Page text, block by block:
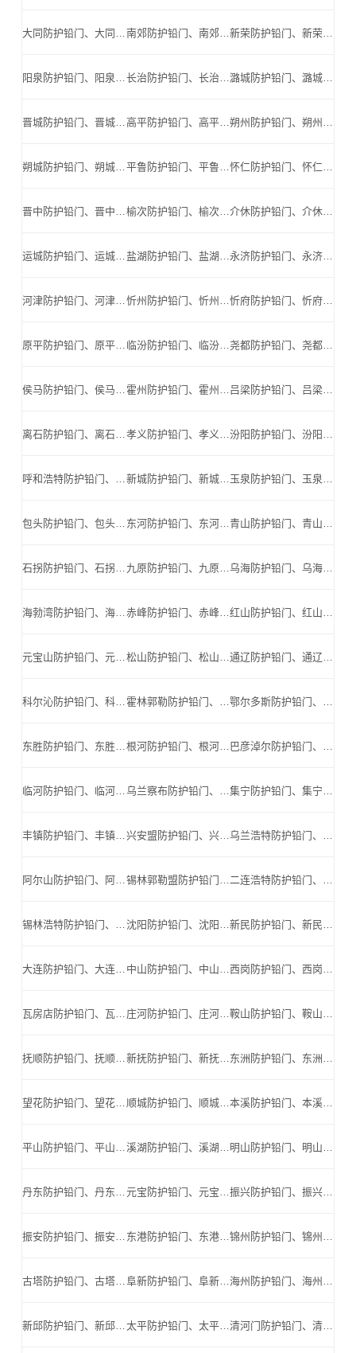
大同防护铅门、大同防辐射铅门、大同医用铅门、大同手术室铅门、大同工业探伤铅门_大同手术室铅门公司 南郊防护铅门、南郊防辐射铅门、南郊医用铅门、南郊手术室铅门、南郊工业探伤铅门_南郊手术室铅门公司 新荣防护铅门、新荣防辐射铅门、新荣医用铅门、新荣手术室铅门、新荣工业探伤铅门_新荣手术室铅门公司
阳泉防护铅门、阳泉防辐射铅门、阳泉医用铅门、阳泉手术室铅门、阳泉工业探伤铅门_阳泉手术室铅门公司 长治防护铅门、长治防辐射铅门、长治医用铅门、长治手术室铅门、长治工业探伤铅门_长治手术室铅门公司 潞城防护铅门、潞城防辐射铅门、潞城医用铅门、潞城手术室铅门、潞城工业探伤铅门_潞城手术室铅门公司
晋城防护铅门、晋城防辐射铅门、晋城医用铅门、晋城手术室铅门、晋城工业探伤铅门_晋城手术室铅门公司 高平防护铅门、高平防辐射铅门、高平医用铅门、高平手术室铅门、高平工业探伤铅门_高平手术室铅门公司 朔州防护铅门、朔州防辐射铅门、朔州医用铅门、朔州手术室铅门、朔州工业探伤铅门_朔州手术室铅门公司
朔城防护铅门、朔城防辐射铅门、朔城医用铅门、朔城手术室铅门、朔城工业探伤铅门_朔城手术室铅门公司 平鲁防护铅门、平鲁防辐射铅门、平鲁医用铅门、平鲁手术室铅门、平鲁工业探伤铅门_平鲁手术室铅门公司 怀仁防护铅门、怀仁防辐射铅门、怀仁医用铅门、怀仁手术室铅门、怀仁工业探伤铅门_怀仁手术室铅门公司
晋中防护铅门、晋中防辐射铅门、晋中医用铅门、晋中手术室铅门、晋中工业探伤铅门_晋中手术室铅门公司 榆次防护铅门、榆次防辐射铅门、榆次医用铅门、榆次手术室铅门、榆次工业探伤铅门_榆次手术室铅门公司 介休防护铅门、介休防辐射铅门、介休医用铅门、介休手术室铅门、介休工业探伤铅门_介休手术室铅门公司
运城防护铅门、运城防辐射铅门、运城医用铅门、运城手术室铅门、运城工业探伤铅门_运城手术室铅门公司 盐湖防护铅门、盐湖防辐射铅门、盐湖医用铅门、盐湖手术室铅门、盐湖工业探伤铅门_盐湖手术室铅门公司 永济防护铅门、永济防辐射铅门、永济医用铅门、永济手术室铅门、永济工业探伤铅门_永济手术室铅门公司
河津防护铅门、河津防辐射铅门、河津医用铅门、河津手术室铅门、河津工业探伤铅门_河津手术室铅门公司 忻州防护铅门、忻州防辐射铅门、忻州医用铅门、忻州手术室铅门、忻州工业探伤铅门_忻州手术室铅门公司 忻府防护铅门、忻府防辐射铅门、忻府医用铅门、忻府手术室铅门、忻府工业探伤铅门_忻府手术室铅门公司
原平防护铅门、原平防辐射铅门、原平医用铅门、原平手术室铅门、原平工业探伤铅门_原平手术室铅门公司 临汾防护铅门、临汾防辐射铅门、临汾医用铅门、临汾手术室铅门、临汾工业探伤铅门_临汾手术室铅门公司 尧都防护铅门、尧都防辐射铅门、尧都医用铅门、尧都手术室铅门、尧都工业探伤铅门_尧都手术室铅门公司
侯马防护铅门、侯马防辐射铅门、侯马医用铅门、侯马手术室铅门、侯马工业探伤铅门_侯马手术室铅门公司 霍州防护铅门、霍州防辐射铅门、霍州医用铅门、霍州手术室铅门、霍州工业探伤铅门_霍州手术室铅门公司 吕梁防护铅门、吕梁防辐射铅门、吕梁医用铅门、吕梁手术室铅门、吕梁工业探伤铅门_吕梁手术室铅门公司
离石防护铅门、离石防辐射铅门、离石医用铅门、离石手术室铅门、离石工业探伤铅门_离石手术室铅门公司 孝义防护铅门、孝义防辐射铅门、孝义医用铅门、孝义手术室铅门、孝义工业探伤铅门_孝义手术室铅门公司 汾阳防护铅门、汾阳防辐射铅门、汾阳医用铅门、汾阳手术室铅门、汾阳工业探伤铅门_汾阳手术室铅门公司
呼和浩特防护铅门、呼和浩特防辐射铅门、呼和浩特医用铅门、呼和浩特手术室铅门、呼和浩特工业探伤铅门_呼和浩特手术室铅门公司 新城防护铅门、新城防辐射铅门、新城医用铅门、新城手术室铅门、新城工业探伤铅门_新城手术室铅门公司 玉泉防护铅门、玉泉防辐射铅门、玉泉医用铅门、玉泉手术室铅门、玉泉工业探伤铅门_玉泉手术室铅门公司
包头防护铅门、包头防辐射铅门、包头医用铅门、包头手术室铅门、包头工业探伤铅门_包头手术室铅门公司 东河防护铅门、东河防辐射铅门、东河医用铅门、东河手术室铅门、东河工业探伤铅门_东河手术室铅门公司 青山防护铅门、青山防辐射铅门、青山医用铅门、青山手术室铅门、青山工业探伤铅门_青山手术室铅门公司
石拐防护铅门、石拐防辐射铅门、石拐医用铅门、石拐手术室铅门、石拐工业探伤铅门_石拐手术室铅门公司 九原防护铅门、九原防辐射铅门、九原医用铅门、九原手术室铅门、九原工业探伤铅门_九原手术室铅门公司 乌海防护铅门、乌海防辐射铅门、乌海医用铅门、乌海手术室铅门、乌海工业探伤铅门_乌海手术室铅门公司
海勃湾防护铅门、海勃湾防辐射铅门、海勃湾医用铅门、海勃湾手术室铅门、海勃湾工业探伤铅门_海勃湾手术室铅门公司 赤峰防护铅门、赤峰防辐射铅门、赤峰医用铅门、赤峰手术室铅门、赤峰工业探伤铅门_赤峰手术室铅门公司 红山防护铅门、红山防辐射铅门、红山医用铅门、红山手术室铅门、红山工业探伤铅门_红山手术室铅门公司
元宝山防护铅门、元宝山防辐射铅门、元宝山医用铅门、元宝山手术室铅门、元宝山工业探伤铅门_元宝山手术室铅门公司 松山防护铅门、松山防辐射铅门、松山医用铅门、松山手术室铅门、松山工业探伤铅门_松山手术室铅门公司 通辽防护铅门、通辽防辐射铅门、通辽医用铅门、通辽手术室铅门、通辽工业探伤铅门_通辽手术室铅门公司
科尔沁防护铅门、科尔沁防辐射铅门、科尔沁医用铅门、科尔沁手术室铅门、科尔沁工业探伤铅门_科尔沁手术室铅门公司 霍林郭勒防护铅门、霍林郭勒防辐射铅门、霍林郭勒医用铅门、霍林郭勒手术室铅门、霍林郭勒工业探伤铅门_霍林郭勒手术室铅门公司 鄂尔多斯防护铅门、鄂尔多斯防辐射铅门、鄂尔多斯医用铅门、鄂尔多斯手术室铅门、鄂尔多斯工业探伤铅门_鄂尔多斯手术室铅门公司
东胜防护铅门、东胜防辐射铅门、东胜医用铅门、东胜手术室铅门、东胜工业探伤铅门_东胜手术室铅门公司 根河防护铅门、根河防辐射铅门、根河医用铅门、根河手术室铅门、根河工业探伤铅门_根河手术室铅门公司 巴彦淖尔防护铅门、巴彦淖尔防辐射铅门、巴彦淖尔医用铅门、巴彦淖尔手术室铅门、巴彦淖尔工业探伤铅门_巴彦淖尔手术室铅门公司
临河防护铅门、临河防辐射铅门、临河医用铅门、临河手术室铅门、临河工业探伤铅门_临河手术室铅门公司 乌兰察布防护铅门、乌兰察布防辐射铅门、乌兰察布医用铅门、乌兰察布手术室铅门、乌兰察布工业探伤铅门_乌兰察布手术室铅门公司 集宁防护铅门、集宁防辐射铅门、集宁医用铅门、集宁手术室铅门、集宁工业探伤铅门_集宁手术室铅门公司
丰镇防护铅门、丰镇防辐射铅门、丰镇医用铅门、丰镇手术室铅门、丰镇工业探伤铅门_丰镇手术室铅门公司 兴安盟防护铅门、兴安盟防辐射铅门、兴安盟医用铅门、兴安盟手术室铅门、兴安盟工业探伤铅门_兴安盟手术室铅门公司 乌兰浩特防护铅门、乌兰浩特防辐射铅门、乌兰浩特医用铅门、乌兰浩特手术室铅门、乌兰浩特工业探伤铅门_乌兰浩特手术室铅门公司
阿尔山防护铅门、阿尔山防辐射铅门、阿尔山医用铅门、阿尔山手术室铅门、阿尔山工业探伤铅门_阿尔山手术室铅门公司 锡林郭勒盟防护铅门、锡林郭勒盟防辐射铅门、锡林郭勒盟医用铅门、锡林郭勒盟手术室铅门、锡林郭勒盟工业探伤铅门_锡林郭勒盟手术室铅门公司 二连浩特防护铅门、二连浩特防辐射铅门、二连浩特医用铅门、二连浩特手术室铅门、二连浩特工业探伤铅门_二连浩特手术室铅门公司
锡林浩特防护铅门、锡林浩特防辐射铅门、锡林浩特医用铅门、锡林浩特手术室铅门、锡林浩特工业探伤铅门_锡林浩特手术室铅门公司 沈阳防护铅门、沈阳防辐射铅门、沈阳医用铅门、沈阳手术室铅门、沈阳工业探伤铅门_沈阳手术室铅门公司 新民防护铅门、新民防辐射铅门、新民医用铅门、新民手术室铅门、新民工业探伤铅门_新民手术室铅门公司
大连防护铅门、大连防辐射铅门、大连医用铅门、大连手术室铅门、大连工业探伤铅门_大连手术室铅门公司 中山防护铅门、中山防辐射铅门、中山医用铅门、中山手术室铅门、中山工业探伤铅门_中山手术室铅门公司 西岗防护铅门、西岗防辐射铅门、西岗医用铅门、西岗手术室铅门、西岗工业探伤铅门_西岗手术室铅门公司
瓦房店防护铅门、瓦房店防辐射铅门、瓦房店医用铅门、瓦房店手术室铅门、瓦房店工业探伤铅门_瓦房店手术室铅门公司 庄河防护铅门、庄河防辐射铅门、庄河医用铅门、庄河手术室铅门、庄河工业探伤铅门_庄河手术室铅门公司 鞍山防护铅门、鞍山防辐射铅门、鞍山医用铅门、鞍山手术室铅门、鞍山工业探伤铅门_鞍山手术室铅门公司
抚顺防护铅门、抚顺防辐射铅门、抚顺医用铅门、抚顺手术室铅门、抚顺工业探伤铅门_抚顺手术室铅门公司 新抚防护铅门、新抚防辐射铅门、新抚医用铅门、新抚手术室铅门、新抚工业探伤铅门_新抚手术室铅门公司 东洲防护铅门、东洲防辐射铅门、东洲医用铅门、东洲手术室铅门、东洲工业探伤铅门_东洲手术室铅门公司
望花防护铅门、望花防辐射铅门、望花医用铅门、望花手术室铅门、望花工业探伤铅门_望花手术室铅门公司 顺城防护铅门、顺城防辐射铅门、顺城医用铅门、顺城手术室铅门、顺城工业探伤铅门_顺城手术室铅门公司 本溪防护铅门、本溪防辐射铅门、本溪医用铅门、本溪手术室铅门、本溪工业探伤铅门_本溪手术室铅门公司
平山防护铅门、平山防辐射铅门、平山医用铅门、平山手术室铅门、平山工业探伤铅门_平山手术室铅门公司 溪湖防护铅门、溪湖防辐射铅门、溪湖医用铅门、溪湖手术室铅门、溪湖工业探伤铅门_溪湖手术室铅门公司 明山防护铅门、明山防辐射铅门、明山医用铅门、明山手术室铅门、明山工业探伤铅门_明山手术室铅门公司
丹东防护铅门、丹东防辐射铅门、丹东医用铅门、丹东手术室铅门、丹东工业探伤铅门_丹东手术室铅门公司 元宝防护铅门、元宝防辐射铅门、元宝医用铅门、元宝手术室铅门、元宝工业探伤铅门_元宝手术室铅门公司 振兴防护铅门、振兴防辐射铅门、振兴医用铅门、振兴手术室铅门、振兴工业探伤铅门_振兴手术室铅门公司
振安防护铅门、振安防辐射铅门、振安医用铅门、振安手术室铅门、振安工业探伤铅门_振安手术室铅门公司 东港防护铅门、东港防辐射铅门、东港医用铅门、东港手术室铅门、东港工业探伤铅门_东港手术室铅门公司 锦州防护铅门、锦州防辐射铅门、锦州医用铅门、锦州手术室铅门、锦州工业探伤铅门_锦州手术室铅门公司
古塔防护铅门、古塔防辐射铅门、古塔医用铅门、古塔手术室铅门、古塔工业探伤铅门_古塔手术室铅门公司 阜新防护铅门、阜新防辐射铅门、阜新医用铅门、阜新手术室铅门、阜新工业探伤铅门_阜新手术室铅门公司 海州防护铅门、海州防辐射铅门、海州医用铅门、海州手术室铅门、海州工业探伤铅门_海州手术室铅门公司
新邱防护铅门、新邱防辐射铅门、新邱医用铅门、新邱手术室铅门、新邱工业探伤铅门_新邱手术室铅门公司 太平防护铅门、太平防辐射铅门、太平医用铅门、太平手术室铅门、太平工业探伤铅门_太平手术室铅门公司 清河门防护铅门、清河门防辐射铅门、清河门医用铅门、清河门手术室铅门、清河门工业探伤铅门_清河门手术室铅门公司